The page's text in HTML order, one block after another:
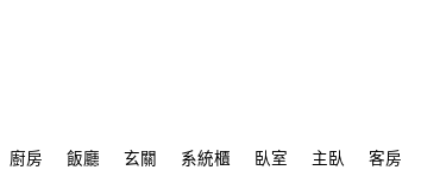
廚房 飯廳 玄關 系統櫃 臥室 主臥 客房